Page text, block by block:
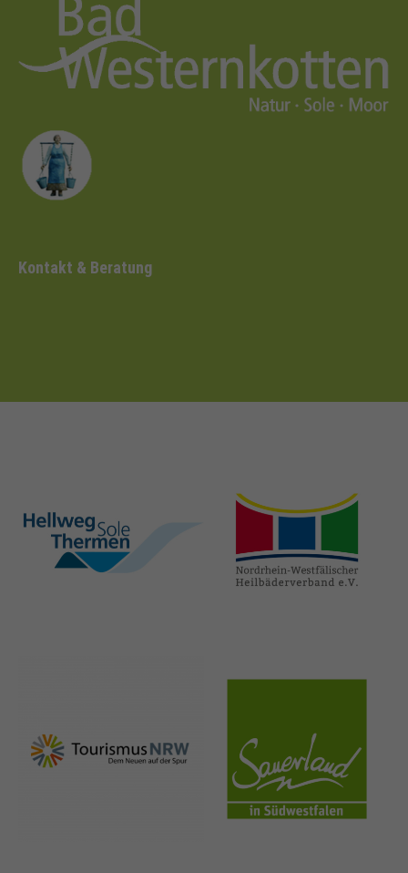
Kontakt & Beratung
hellweg-sole-
thermen.de
heilbaeder.de
nrw-
tourismus.de
sauerland.co
m